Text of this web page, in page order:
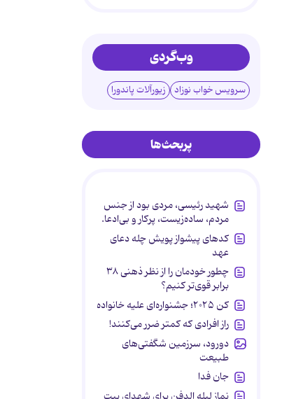
وب‌گردی
سرویس خواب نوزاد زیورآلات پاندورا
پربحث‌ها
شهید رئیسی، مردی بود از جنس
مردم، ساده‌زیست، پرکار و بی‌ادعا.
کدهای پیشواز پویش چله دعای
عهد
چطور خودمان را از نظر ذهنی ۳۸
برابر قوی‌تر کنیم؟
کن ۲۰۲۵؛ جشنواره‌ای علیه خانواده
راز افرادی که کمتر ضرر می‌کنند!
دورود، سرزمین شگفتی‌های
طبیعت
جان فدا